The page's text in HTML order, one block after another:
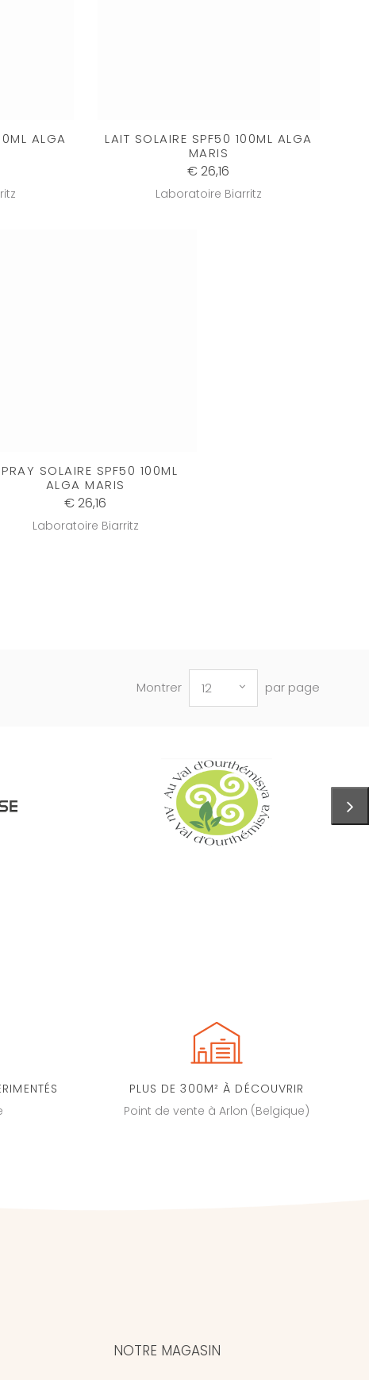
ALGA
LAIT SOLAIRE SPF50 100ML ALGA
MARIS
€ 26,16
Laboratoire Biarritz
SOLAIRE SPF50 100ML
ALGA MARIS
€ 26,16
Laboratoire Biarritz
Montrer 12 par page
PLUS DE 300M² À DÉCOUVRIR
Point de vente à Arlon (Belgique)
NOTRE MAGASIN